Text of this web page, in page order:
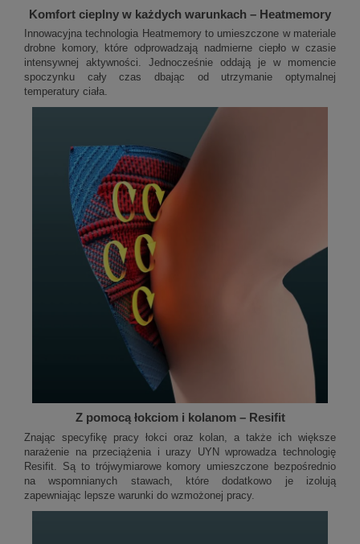
Komfort cieplny w każdych warunkach – Heatmemory
Innowacyjna technologia Heatmemory to umieszczone w materiale
drobne komory, które odprowadzają nadmierne ciepło w czasie
intensywnej aktywności. Jednocześnie oddają je w momencie
spoczynku cały czas dbając od utrzymanie optymalnej
temperatury ciała.
Z pomocą łokciom i kolanom – Resifit
Znając specyfikę pracy łokci oraz kolan, a także ich większe
narażenie na przeciążenia i urazy UYN wprowadza technologię
Resifit. Są to trójwymiarowe komory umieszczone bezpośrednio
na wspomnianych stawach, które dodatkowo je izolują
zapewniając lepsze warunki do wzmożonej pracy.